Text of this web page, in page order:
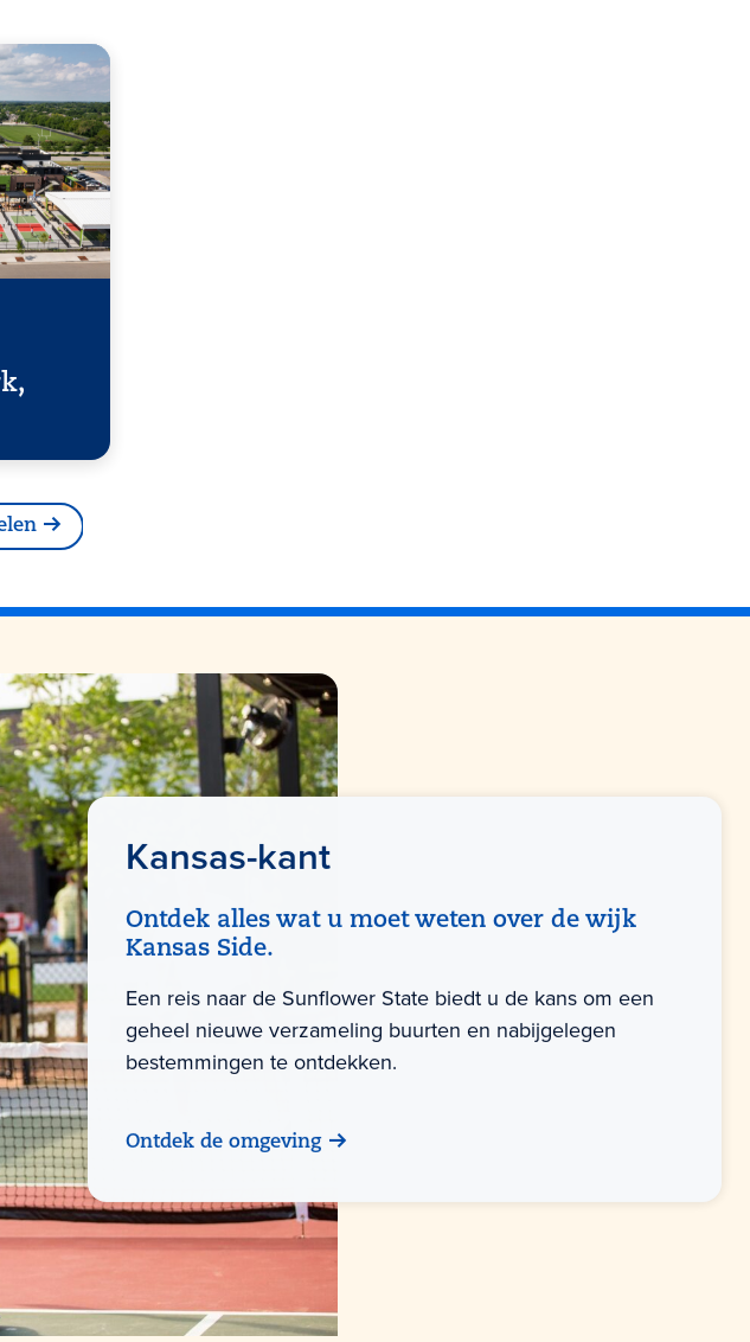
Kansas-kant
Ontdek alles wat u moet weten over de wijk
Kansas Side.
Een reis naar de Sunflower State biedt u de kans om een
geheel nieuwe verzameling buurten en nabijgelegen
bestemmingen te ontdekken.
Ontdek de omgeving